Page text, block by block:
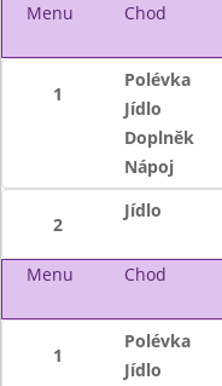
Menu Chod
1
Polévka
Jídlo
Doplněk
Nápoj
2
Jídlo
Menu Chod
1
Polévka
Jídlo